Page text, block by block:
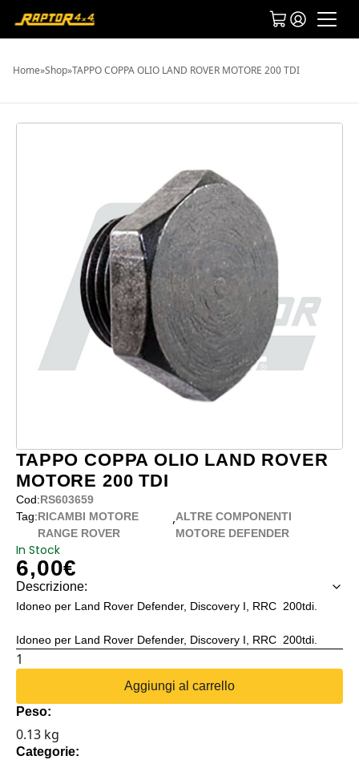
Home»Shop»TAPPO COPPA OLIO LAND ROVER MOTORE 200 TDI
TAPPO COPPA OLIO LAND ROVER
MOTORE 200 TDI
Cod:RS603659
Tag:RICAMBI MOTORE
RANGE ROVER
,ALTRE COMPONENTI
MOTORE DEFENDER
In Stock
6,00€
Descrizione:
Idoneo per Land Rover Defender, Discovery I, RRC 200tdi.
Idoneo per Land Rover Defender, Discovery I, RRC 200tdi.
TAPPO
LAND
ROVER
MOTORE
Aggiungi al carrello
Peso:
0.13 kg
Categorie: